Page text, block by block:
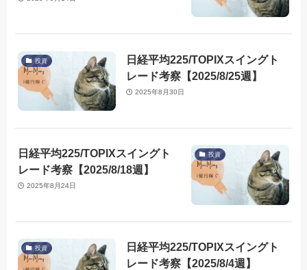
投資
日経平均225/TOPIXスイングト
レード考察【2025/8/25週】
2025年8月30日
投資
日経平均225/TOPIXスイングト
レード考察【2025/8/18週】
2025年8月24日
投資
日経平均225/TOPIXスイングト
レード考察【2025/8/4週】